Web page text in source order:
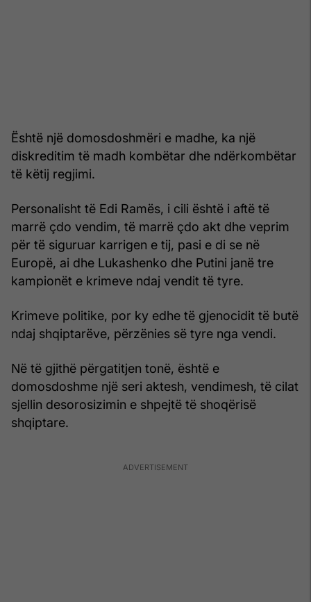
Është një domosdoshmëri e madhe, ka një
diskreditim të madh kombëtar dhe ndërkombëtar
të këtij regjimi.
Personalisht të Edi Ramës, i cili është i aftë të
marrë çdo vendim, të marrë çdo akt dhe veprim
për të siguruar karrigen e tij, pasi e di se në
Europë, ai dhe Lukashenko dhe Putini janë tre
kampionët e krimeve ndaj vendit të tyre.
Krimeve politike, por ky edhe të gjenocidit të butë
ndaj shqiptarëve, përzënies së tyre nga vendi.
Në të gjithë përgatitjen tonë, është e
domosdoshme një seri aktesh, vendimesh, të cilat
sjellin desorosizimin e shpejtë të shoqërisë
shqiptare.